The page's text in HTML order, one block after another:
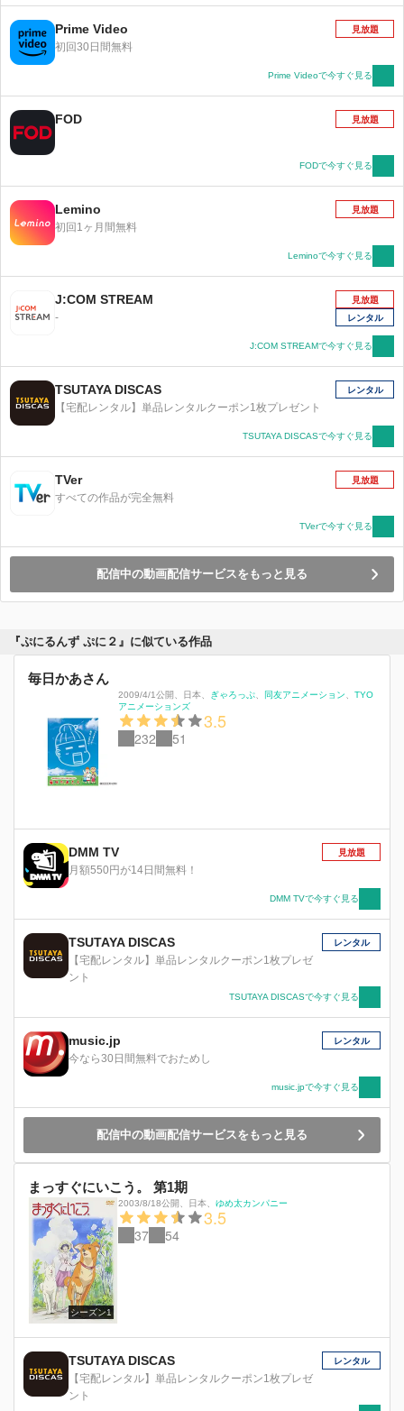
（ほうせき）をのせた じゅえるん です。 じゅえるん
は、あいるんにおねがいします。 「いっしょに来
（き）てほしい」と。 やってきたのは、すべてがカチ
しかも、じゅえるんもあいるんも、体（からだ）がカ
チコチに大（だい）へんしん！ カチコチランドにある
というたからもの、 12この『ぷにすたるのかけら』を
さがすため、 ぷにるんずのぼうけんが今（いま）はじ
Prime Video
初回30日間無料
見放題
Prime Videoで今すぐ見る
FOD 見放題
FODで今すぐ見る
Lemino
初回1ヶ月間無料
見放題
Leminoで今すぐ見る
J:COM STREAM
-
見放題
レンタル
J:COM STREAMで今すぐ見る
TSUTAYA DISCAS
【宅配レンタル】単品レンタルクーポン1枚プレゼント
レンタル
TSUTAYA DISCASで今すぐ見る
TVer
すべての作品が完全無料
見放題
TVerで今すぐ見る
配信中の動画配信サービスをもっと見る
『ぷにるんず ぷに２』に似ている作品
毎日かあさん
2009/4/1公開 日本 ぎゃろっぷ 同友アニメーション
TYO
アニメーションズ
3.5
232 51
DMM TV
月額550円が14日間無料！
見放題
DMM TVで今すぐ見る
TSUTAYA DISCAS
【宅配レンタル】単品レンタルクーポン1枚プレゼ
ント
レンタル
TSUTAYA DISCASで今すぐ見る
music.jp
今なら30日間無料でおためし
レンタル
music.jpで今すぐ見る
配信中の動画配信サービスをもっと見る
まっすぐにいこう。 第1期
シーズン1
2003/8/18公開 日本 ゆめ太カンパニー
3.5
37 54
TSUTAYA DISCAS
【宅配レンタル】単品レンタルクーポン1枚プレゼ
ント
レンタル